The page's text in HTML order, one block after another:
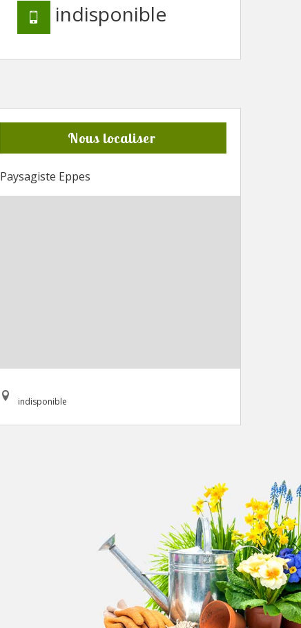
indisponible
Nous localiser
Paysagiste Eppes
indisponible